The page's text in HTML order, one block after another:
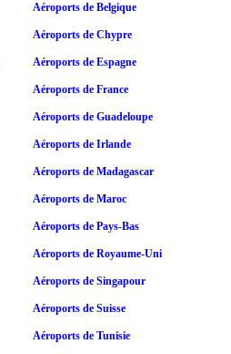
Aéroports de Belgique
Aéroports de Chypre
Aéroports de Espagne
Aéroports de France
Aéroports de Guadeloupe
Aéroports de Irlande
Aéroports de Madagascar
Aéroports de Maroc
Aéroports de Pays-Bas
Aéroports de Royaume-Uni
Aéroports de Singapour
Aéroports de Suisse
Aéroports de Tunisie